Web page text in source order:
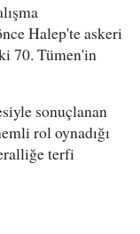
Halep'te askeri
70. Tümen'in
sonuçlanan
rol oynadığı
terfi